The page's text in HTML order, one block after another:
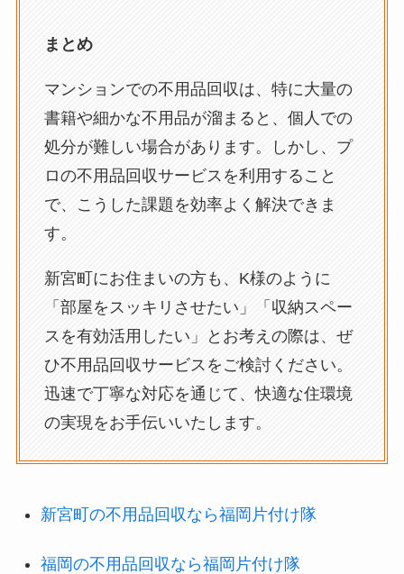
まとめ
マンションでの不用品回収は、特に大量の
書籍や細かな不用品が溜まると、個人での
処分が難しい場合があります。しかし、プ
ロの不用品回収サービスを利用すること
で、こうした課題を効率よく解決できま
す。
新宮町にお住まいの方も、K様のように
「部屋をスッキリさせたい」「収納スペー
スを有効活用したい」とお考えの際は、ぜ
ひ不用品回収サービスをご検討ください。
迅速で丁寧な対応を通じて、快適な住環境
の実現をお手伝いいたします。
新宮町の不用品回収なら福岡片付け隊
福岡の不用品回収なら福岡片付け隊